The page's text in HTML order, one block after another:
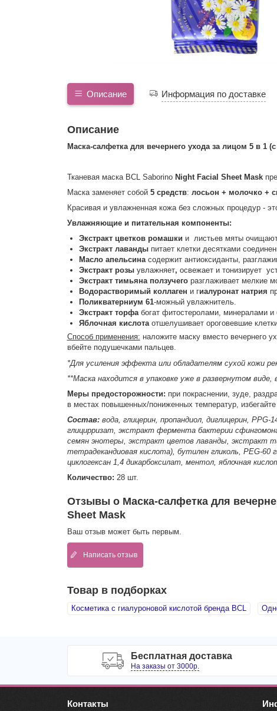
Описание Информация по доставке
Описание
Маска-салфетка для вечернего ухода за лицом 5 в 1
Тканевая маска BCL Saborino Night Facial Sheet Mask
Маска заменяет собой 5 средств: лосьон + молочко +
Красивая и увлажненная кожа без сложных процедур -
Увлажняющие и питательная компоненты:
Экстракт цветков ромашки и листьев мяты
Экстракт лаванды питает клетки десятками
Масло апельсинасодержит антиоксиданты,
Экстракт розыувлажняет, освежает и тонизирует
Экстракт тимьяна ползучего разглаживает мелкие
Водорастворимый коллаген и гиалуронат натрия
Поликватерниум 61-можный увлажнитель.
Экстракт торфа богат фитостеролами, минералами и
Яблочная кислотаотшелушивает ороговевшие
Способ применения: наложите маску вместо вечернего
вбейте подушечками пальцев.
*Для усиления эффекта или обладателям сухой кожи
**Маска находится в упаковке уже в развернутом
Меры предосторожности: при покраснении, зуде,
в местах повышенных/пониженных температур,
Состав:вода, глицерин, пропандиол, диглицерин,
глицирризат, экстракт фермента бактерии
семян энотеры, экстракт цветов лаванды, экстракт
тетрадекандиовая кислота), бутилен гликоль, PEG-60
циклогексан 1,4 дикарбоксилат, ментол, яблочная
Количество: 28 шт.
Отзывы о Маска-салфетка для
Sheet Mask
Ваш отзыв может быть первым.
Написать отзыв
Товар в подборках
Косметика с гиалуроновой кислотой бренда BCL
Бесплатная доставка
На заказы от 3000р.
Контакты